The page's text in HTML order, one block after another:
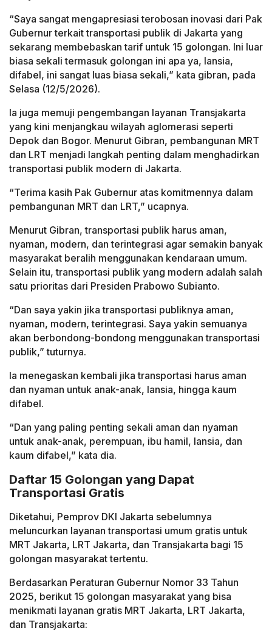
“Saya sangat mengapresiasi terobosan inovasi dari Pak
Gubernur terkait transportasi publik di Jakarta yang
sekarang membebaskan tarif untuk 15 golongan. Ini luar
biasa sekali termasuk golongan ini apa ya, lansia,
difabel, ini sangat luas biasa sekali,” kata gibran, pada
Selasa (12/5/2026).
Ia juga memuji pengembangan layanan Transjakarta
yang kini menjangkau wilayah aglomerasi seperti
Depok dan Bogor. Menurut Gibran, pembangunan MRT
dan LRT menjadi langkah penting dalam menghadirkan
transportasi publik modern di Jakarta.
“Terima kasih Pak Gubernur atas komitmennya dalam
pembangunan MRT dan LRT,” ucapnya.
Menurut Gibran, transportasi publik harus aman,
nyaman, modern, dan terintegrasi agar semakin banyak
masyarakat beralih menggunakan kendaraan umum.
Selain itu, transportasi publik yang modern adalah salah
satu prioritas dari Presiden Prabowo Subianto.
“Dan saya yakin jika transportasi publiknya aman,
nyaman, modern, terintegrasi. Saya yakin semuanya
akan berbondong-bondong menggunakan transportasi
publik,” tuturnya.
Ia menegaskan kembali jika transportasi harus aman
dan nyaman untuk anak-anak, lansia, hingga kaum
difabel.
“Dan yang paling penting sekali aman dan nyaman
untuk anak-anak, perempuan, ibu hamil, lansia, dan
kaum difabel,” kata dia.
Daftar 15 Golongan yang Dapat
Transportasi Gratis
Diketahui, Pemprov DKI Jakarta sebelumnya
meluncurkan layanan transportasi umum gratis untuk
MRT Jakarta, LRT Jakarta, dan Transjakarta bagi 15
golongan masyarakat tertentu.
Berdasarkan Peraturan Gubernur Nomor 33 Tahun
2025, berikut 15 golongan masyarakat yang bisa
menikmati layanan gratis MRT Jakarta, LRT Jakarta,
dan Transjakarta: